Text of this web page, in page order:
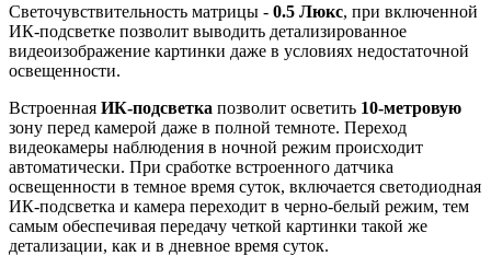
Cветочувствительность матрицы - 0.5 Люкс, при включенной
ИК-подсветке позволит выводить детализированное
видеоизображение картинки даже в условиях недостаточной
освещенности.
Встроенная ИК-подсветка позволит осветить 10-метровую
зону перед камерой даже в полной темноте. Переход
видеокамеры наблюдения в ночной режим происходит
автоматически. При сработке встроенного датчика
освещенности в темное время суток, включается светодиодная
ИК-подсветка и камера переходит в черно-белый режим, тем
самым обеспечивая передачу четкой картинки такой же
детализации, как и в дневное время суток.